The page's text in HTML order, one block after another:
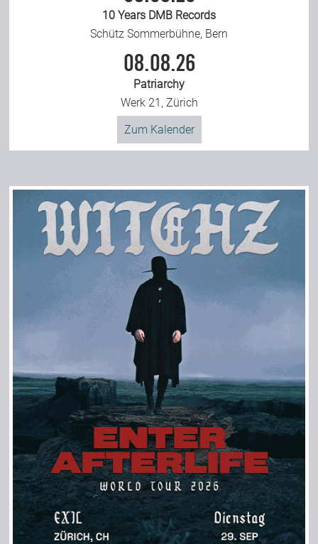
10 Years DMB Records
Schütz Sommerbühne, Bern
08.08.26
Patriarchy
Werk 21, Zürich
Zum Kalender